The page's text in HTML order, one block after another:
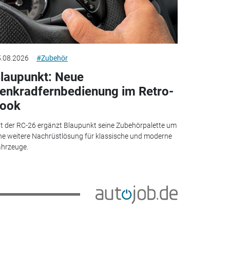
#Zubehör
Neue
im Retro-
der RC-26 ergänzt Blaupunkt seine Zubehörpalette um
weitere Nachrüstlösung für klassische und moderne